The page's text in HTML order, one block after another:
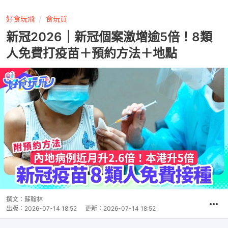
好食玩飛 食玩買
新冠2026｜新冠個案激增逾5倍！8類
人免費打疫苗＋預約方法＋地點
撰文： 蘇翰林
出版： 2026-07-14 18:52 更新： 2026-07-14 18:52